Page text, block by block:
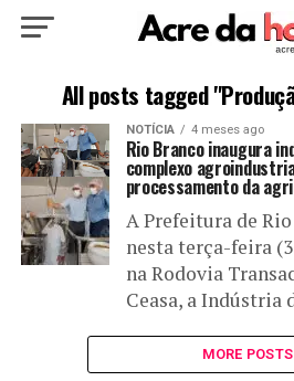
HOME POLÍTICA CULTURA
EDUCAÇÃO NOTÍCIA
All posts tagged
NOTÍCIA 4 meses ago
Rio Branco inaugura
complexo
processamento da
A Prefeitura de
nesta terça-feira
na Rodovia
Ceasa, a Indústria
MORE POSTS